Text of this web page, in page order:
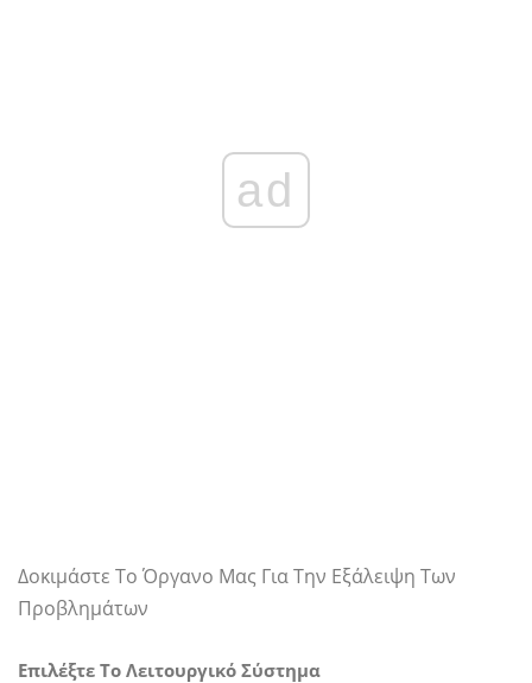
ad
Δοκιμάστε Το Όργανο Μας Για Την Εξάλειψη Των
Προβλημάτων
Επιλέξτε Το Λειτουργικό Σύστημα